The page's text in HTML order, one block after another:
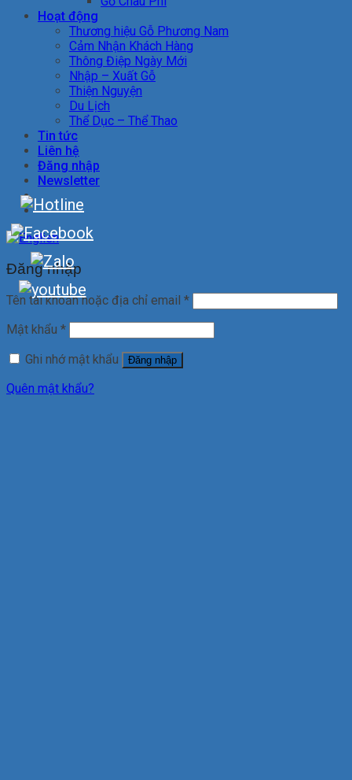
Hoạt động
Thương hiệu Gỗ Phương Nam
Cảm Nhận Khách Hàng
Thông Điệp Ngày Mới
Nhập – Xuất Gỗ
Thiện Nguyện
Du Lịch
Thể Dục – Thể Thao
Tin tức
Liên hệ
Đăng nhập
Newsletter
Đăng nhập
Tên tài khoản hoặc địa chỉ email *
Mật khẩu *
Ghi nhớ mật khẩu
Đăng nhập
Quên mật khẩu?